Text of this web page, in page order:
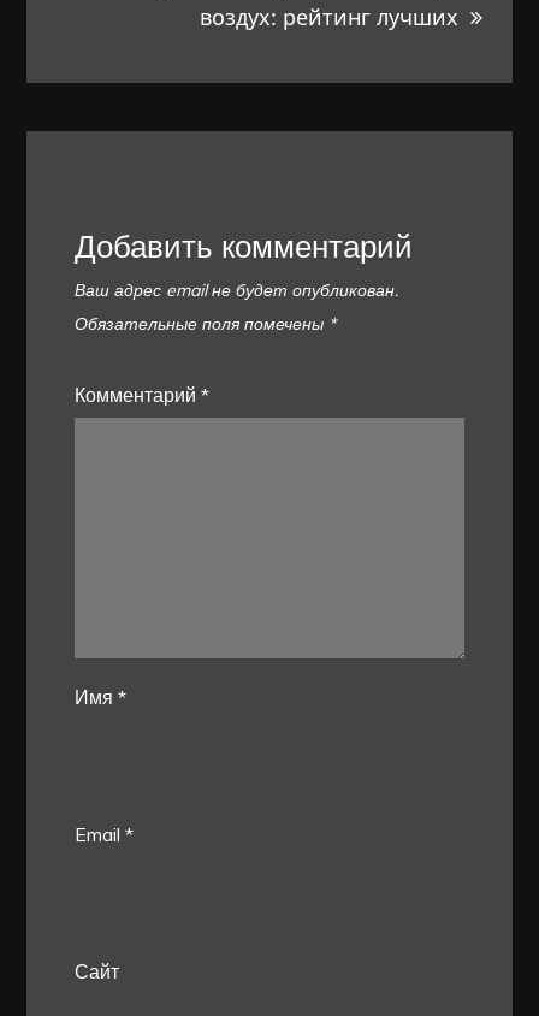
воздух: рейтинг лучших
Добавить комментарий
Ваш адрес email не будет опубликован.
Обязательные поля помечены *
Комментарий*
Имя*
Email*
Сайт